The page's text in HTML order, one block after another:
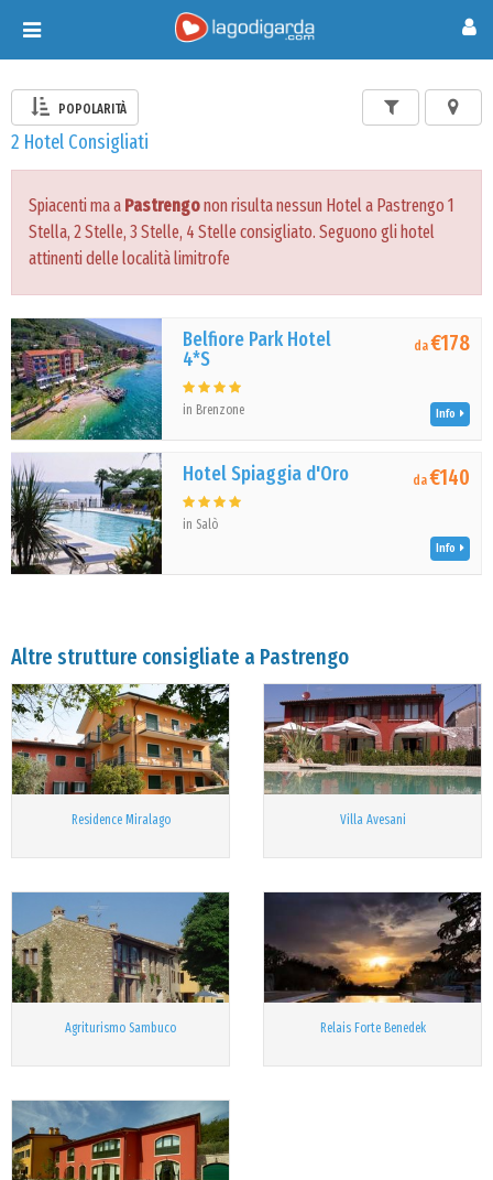
Toggle
navigation
POPOLARITÀ
2 Hotel Consigliati
Spiacenti ma a Pastrengonon risulta nessun Hotel a Pastrengo 1
Stella, 2 Stelle, 3 Stelle, 4 Stelle consigliato. Seguono gli hotel
attinenti delle località limitrofe
Belfiore Park Hotel
4*S
in Brenzone
da€178
Info
Hotel Spiaggia d'Oro
in Salò
da€140
Info
Altre strutture consigliate a Pastrengo
Residence Miralago Villa Avesani
Agriturismo Sambuco Relais Forte Benedek